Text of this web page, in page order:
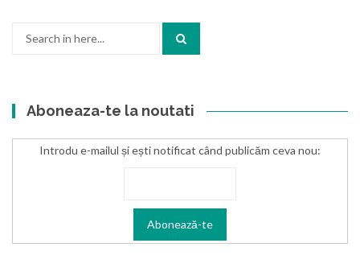
Aboneaza-te la noutati
Introdu e-mailul și ești notificat când publicăm ceva nou: